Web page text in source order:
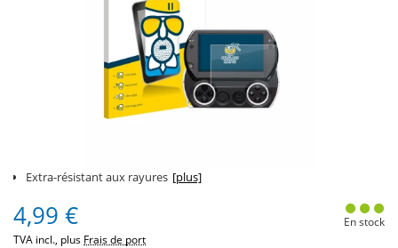
Extra-résistant aux rayures [plus]
4,99 €
TVA incl., plus Frais de port
En stock